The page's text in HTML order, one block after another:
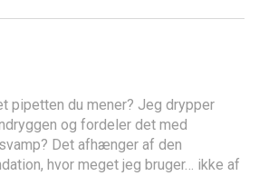
pipetten du mener? Jeg drypper
og fordeler det med
Det afhænger af den
hvor meget jeg bruger… ikke af